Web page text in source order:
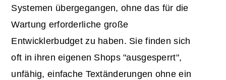
Systemen übergegangen, ohne das für die
Wartung erforderliche große
Entwicklerbudget zu haben. Sie finden sich
oft in ihren eigenen Shops "ausgesperrt",
unfähig, einfache Textänderungen ohne ein